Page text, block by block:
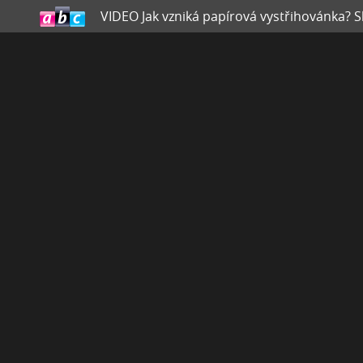
VIDEO Jak vzniká papírová vystřihovánka?